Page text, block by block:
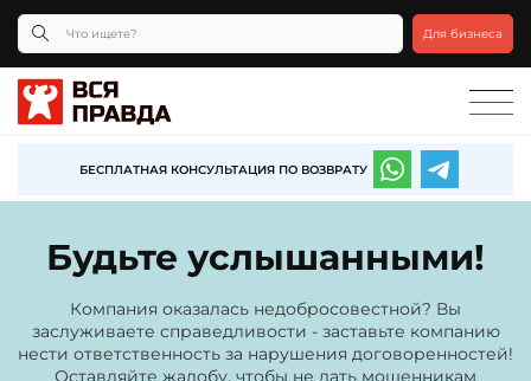
Для бизнеса
БЕСПЛАТНАЯ КОНСУЛЬТАЦИЯ ПО ВОЗВРАТУ
Будьте услышанными!
Компания оказалась недобросовестной? Вы
заслуживаете справедливости - заставьте компанию
нести ответственность за нарушения договоренностей!
Оставляйте жалобу, чтобы не дать мошенникам